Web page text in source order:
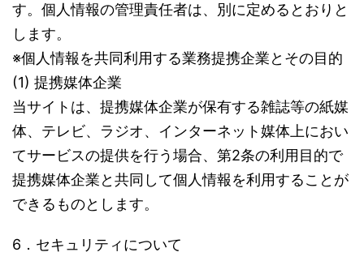
す。個人情報の管理責任者は、別に定めるとおりと
します。
※個人情報を共同利用する業務提携企業とその目的
(1) 提携媒体企業
当サイトは、提携媒体企業が保有する雑誌等の紙媒
体、テレビ、ラジオ、インターネット媒体上におい
てサービスの提供を行う場合、第2条の利用目的で
提携媒体企業と共同して個人情報を利用することが
できるものとします。
6．セキュリティについて